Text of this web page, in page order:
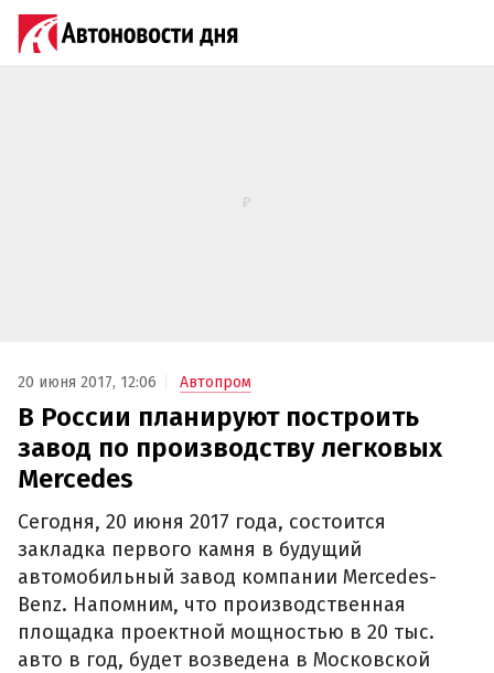
20 июня 2017, 12:06 Автопром
В России планируют построить
завод по производству легковых
Mercedes‍
Сегодня, 20 июня 2017 года, состоится
закладка первого камня в будущий
автомобильный завод компании Mercedes-
Benz. Напомним, что производственная
площадка проектной мощностью в 20 тыс.
авто в год, будет возведена в Московской